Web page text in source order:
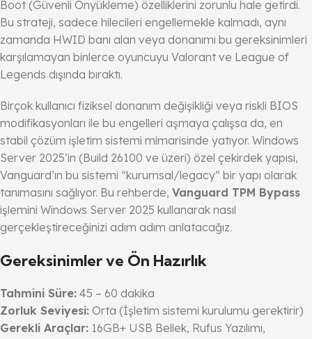
Boot (Güvenli Önyükleme) özelliklerini zorunlu hale getirdi.
Bu strateji, sadece hilecileri engellemekle kalmadı, aynı
zamanda HWID banı alan veya donanımı bu gereksinimleri
karşılamayan binlerce oyuncuyu Valorant ve League of
Legends dışında bıraktı.
Birçok kullanıcı fiziksel donanım değişikliği veya riskli BIOS
modifikasyonları ile bu engelleri aşmaya çalışsa da, en
stabil çözüm işletim sistemi mimarisinde yatıyor. Windows
Server 2025’in (Build 26100 ve üzeri) özel çekirdek yapısı,
Vanguard’ın bu sistemi “kurumsal/legacy” bir yapı olarak
tanımasını sağlıyor. Bu rehberde, Vanguard TPM Bypass
işlemini Windows Server 2025 kullanarak nasıl
gerçekleştireceğinizi adım adım anlatacağız.
Gereksinimler ve Ön Hazırlık
Tahmini Süre: 45 – 60 dakika
Zorluk Seviyesi: Orta (İşletim sistemi kurulumu gerektirir)
Gerekli Araçlar: 16GB+ USB Bellek, Rufus Yazılımı,